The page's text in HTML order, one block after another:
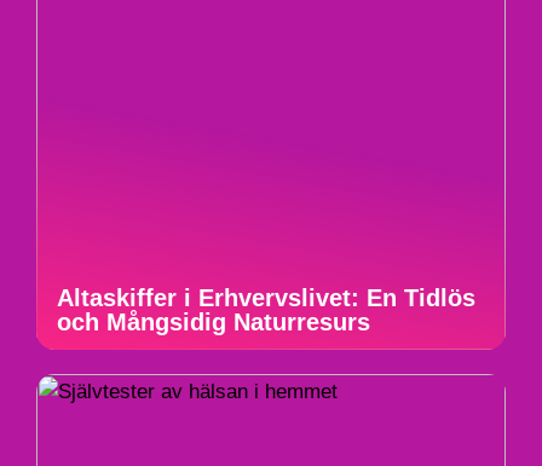
Altaskiffer i Erhvervslivet: En Tidlös
och Mångsidig Naturresurs